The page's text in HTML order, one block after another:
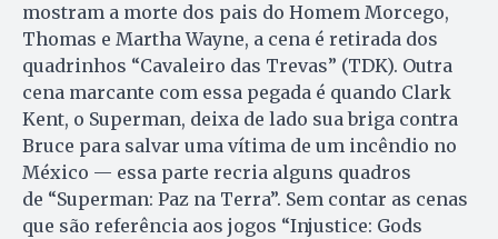
mostram a morte dos pais do Homem Morcego,
Thomas e Martha Wayne, a cena é retirada dos
quadrinhos “Cavaleiro das Trevas” (TDK). Outra
cena marcante com essa pegada é quando Clark
Kent, o Superman, deixa de lado sua briga contra
Bruce para salvar uma vítima de um incêndio no
México — essa parte recria alguns quadros
de “Superman: Paz na Terra”. Sem contar as cenas
que são referência aos jogos “Injustice: Gods